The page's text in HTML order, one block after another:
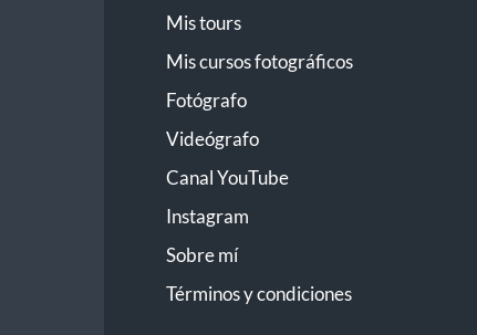
Mis tours
Mis cursos fotográficos
Fotógrafo
Videógrafo
Canal YouTube
Instagram
Sobre mí
Términos y condiciones